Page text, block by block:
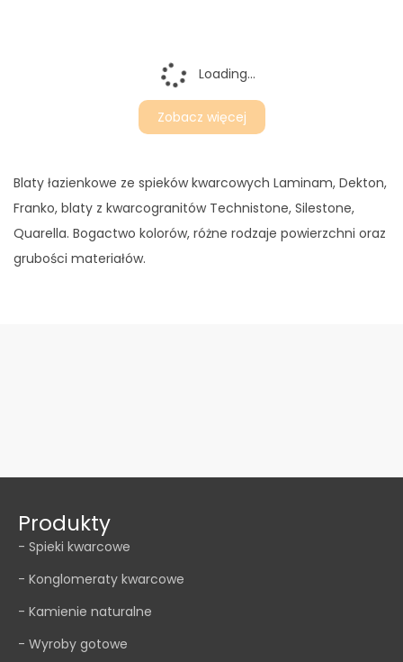
Loading...
Zobacz więcej
Blaty łazienkowe ze spieków kwarcowych Laminam, Dekton,
Franko, blaty z kwarcogranitów Technistone, Silestone,
Quarella. Bogactwo kolorów, różne rodzaje powierzchni oraz
grubości materiałów.
Produkty
- Spieki kwarcowe
- Konglomeraty kwarcowe
- Kamienie naturalne
- Wyroby gotowe